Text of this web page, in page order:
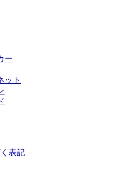
ー
ット
表記